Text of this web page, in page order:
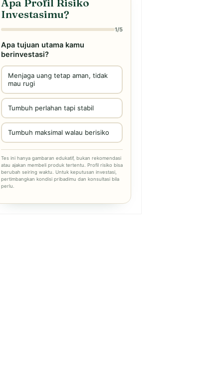
Investasimu?
1/5
Apa tujuan utama kamu
berinvestasi?
Menjaga uang tetap aman, tidak
mau rugi
Tumbuh perlahan tapi stabil
Tumbuh maksimal walau berisiko
Tes ini hanya gambaran edukatif, bukan rekomendasi
atau ajakan membeli produk tertentu. Profil risiko bisa
berubah seiring waktu. Untuk keputusan investasi,
pertimbangkan kondisi pribadimu dan konsultasi bila
perlu.